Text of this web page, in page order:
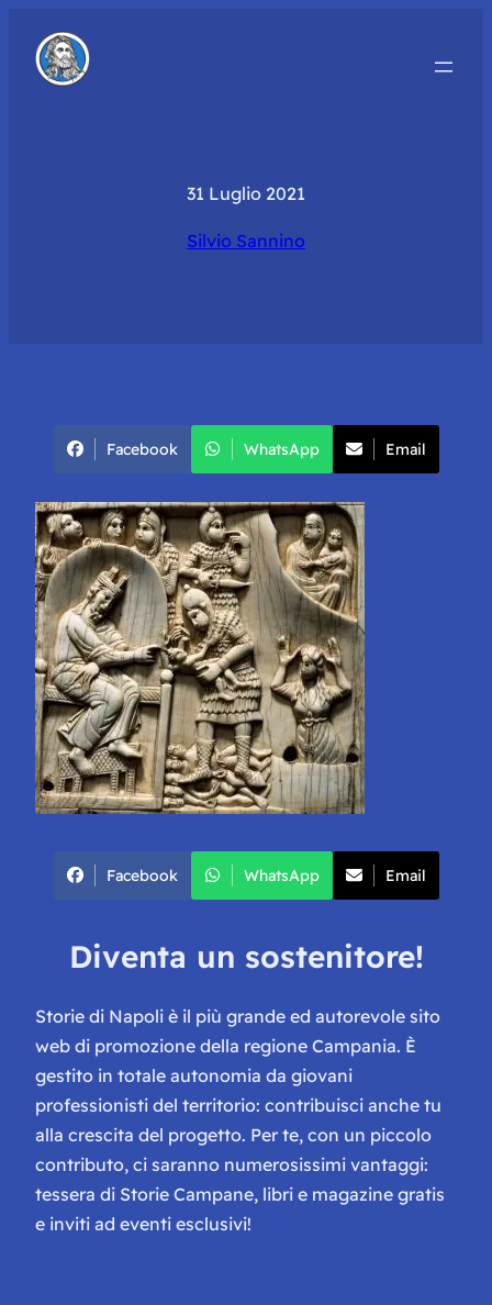
31 Luglio 2021
Silvio Sannino
Facebook WhatsApp Email
Facebook WhatsApp Email
Diventa un sostenitore!
Storie di Napoli è il più grande ed autorevole sito
web di promozione della regione Campania. È
gestito in totale autonomia da giovani
professionisti del territorio: contribuisci anche tu
alla crescita del progetto. Per te, con un piccolo
contributo, ci saranno numerosissimi vantaggi:
tessera di Storie Campane, libri e magazine gratis
e inviti ad eventi esclusivi!